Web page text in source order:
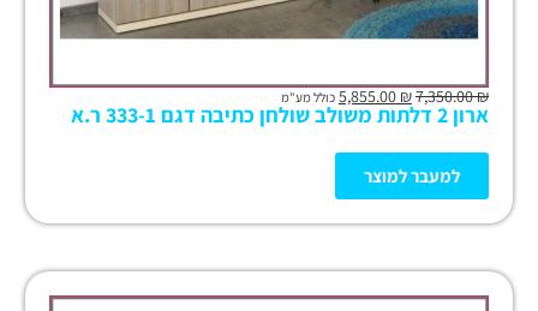
₪
7,350.00
₪ כולל מע"מ
ארון 2 דלתות משולב שולחן כתיבה דגם 333-1 ר.א
למעבר למוצר